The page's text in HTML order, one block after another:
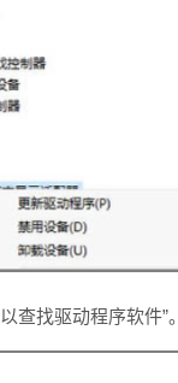
查找驱动程序软件”。